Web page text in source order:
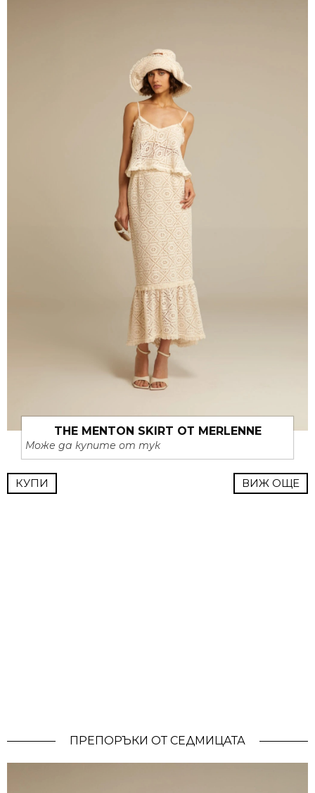
THE MENTON SKIRT ОТ MERLENNE
Може да купите от тук
КУПИ ВИЖ ОЩЕ
ПРЕПОРЪКИ ОТ СЕДМИЦАТА